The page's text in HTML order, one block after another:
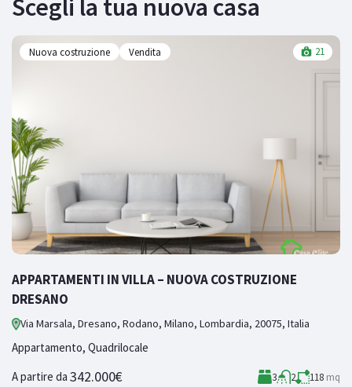
Scegli la tua nuova casa
Nuova costruzione Vendita 21
APPARTAMENTI IN VILLA – NUOVA COSTRUZIONE
DRESANO
Via Marsala, Dresano, Rodano, Milano, Lombardia, 20075, Italia
Appartamento, Quadrilocale
A partire da 342.000€ 3 2 118 mq